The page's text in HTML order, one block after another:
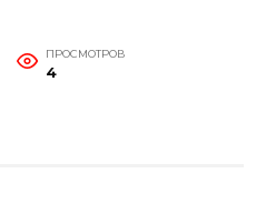
ПРОСМОТРОВ
4